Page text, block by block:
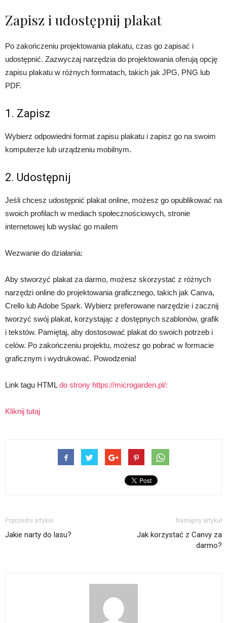
Zapisz i udostępnij plakat
Po zakończeniu projektowania plakatu, czas go zapisać i
udostępnić. Zazwyczaj narzędzia do projektowania oferują opcję
zapisu plakatu w różnych formatach, takich jak JPG, PNG lub
PDF.
1. Zapisz
Wybierz odpowiedni format zapisu plakatu i zapisz go na swoim
komputerze lub urządzeniu mobilnym.
2. Udostępnij
Jeśli chcesz udostępnić plakat online, możesz go opublikować na
swoich profilach w mediach społecznościowych, stronie
internetowej lub wysłać go mailem
Wezwanie do działania:
Aby stworzyć plakat za darmo, możesz skorzystać z różnych
narzędzi online do projektowania graficznego, takich jak Canva,
Crello lub Adobe Spark. Wybierz preferowane narzędzie i zacznij
tworzyć swój plakat, korzystając z dostępnych szablonów, grafik
i tekstów. Pamiętaj, aby dostosować plakat do swoich potrzeb i
celów. Po zakończeniu projektu, możesz go pobrać w formacie
graficznym i wydrukować. Powodzenia!
Link tagu HTMLdo strony https://microgarden.pl/:
Kliknij tutaj
Poprzedni artykuł
Jakie narty do lasu?
Następny artykuł
Jak korzystać z Canvy za
darmo?